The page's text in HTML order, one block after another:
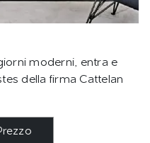
moderni, entra e
della firma Cattelan